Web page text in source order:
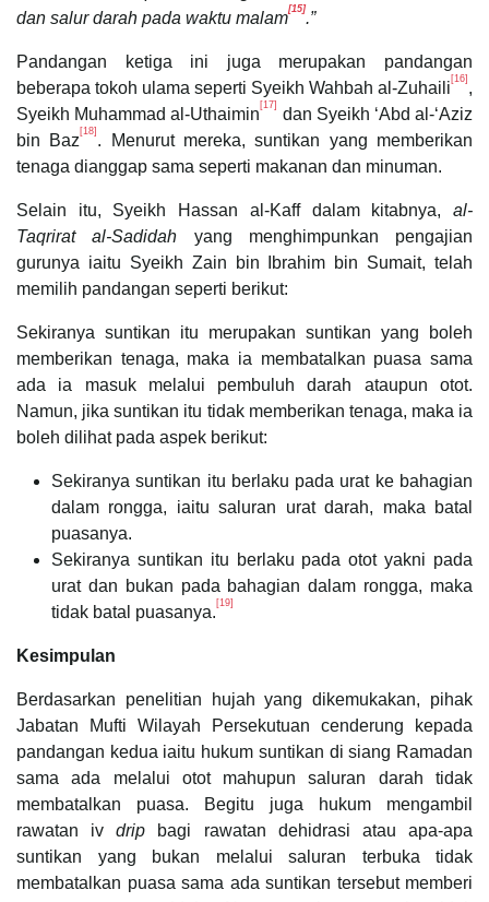
dan salur darah pada waktu malam[15].”
Pandangan ketiga ini juga merupakan pandangan
beberapa tokoh ulama seperti Syeikh Wahbah al-Zuhaili [16] ,
Syeikh Muhammad al-Uthaimin[17]
dan Syeikh ‘Abd al-‘Aziz
bin Baz[18] . Menurut mereka, suntikan yang memberikan
tenaga dianggap sama seperti makanan dan minuman.
Selain itu, Syeikh Hassan al-Kaff dalam kitabnya, al-
Taqrirat al-Sadidah yang menghimpunkan pengajian
gurunya iaitu Syeikh Zain bin Ibrahim bin Sumait, telah
memilih pandangan seperti berikut:
Sekiranya suntikan itu merupakan suntikan yang boleh
memberikan tenaga, maka ia membatalkan puasa sama
ada ia masuk melalui pembuluh darah ataupun otot.
Namun, jika suntikan itu tidak memberikan tenaga, maka ia
boleh dilihat pada aspek berikut:
Sekiranya suntikan itu berlaku pada urat ke bahagian
dalam rongga, iaitu saluran urat darah, maka batal
puasanya.
Sekiranya suntikan itu berlaku pada otot yakni pada
urat dan bukan pada bahagian dalam rongga, maka
tidak batal puasanya. [19]
Kesimpulan
Berdasarkan penelitian hujah yang dikemukakan, pihak
Jabatan Mufti Wilayah Persekutuan cenderung kepada
pandangan kedua iaitu hukum suntikan di siang Ramadan
sama ada melalui otot mahupun saluran darah tidak
membatalkan puasa. Begitu juga hukum mengambil
rawatan ivdrip bagi rawatan dehidrasi atau apa-apa
suntikan yang bukan melalui saluran terbuka tidak
membatalkan puasa sama ada suntikan tersebut memberi